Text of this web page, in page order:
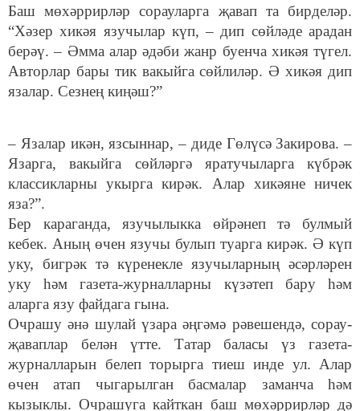
Баш мөхәррирләр сорауларга җавап та бирделәр.
“Хәзер хикәя язучылар күп, – дип сөйләде арадан
берәү. – Әмма алар әдәби жанр буенча хикәя түгел.
Авторлар бары тик вакыйга сөйлиләр. Ә хикәя дип
язалар. Сезнең киңәш?”
– Язалар икән, язсыннар, – диде Гөлүсә Закирова. –
Язарга, вакыйга сөйләргә яратучыларга күбрәк
классикларны укырга кирәк. Алар хикәяне ничек
яза?”.
Бер караганда, язучылыкка өйрәнеп тә булмый
кебек. Аның өчен язучы булып туарга кирәк. Ә күп
уку, бигрәк тә күренекле язучыларның әсәрләрен
уку һәм газета-журналларны күзәтеп бару һәм
аларга язу файдага гына.
Очрашу әнә шулай үзара әңгәмә рәвешендә, сорау-
җаваплар белән үтте. Татар баласы үз газета-
журналларын белеп торырга тиеш инде ул. Алар
өчен атап чыгарылган басмалар заманча һәм
кызыклы. Очрашуга кайткан баш мөхәррирләр дә